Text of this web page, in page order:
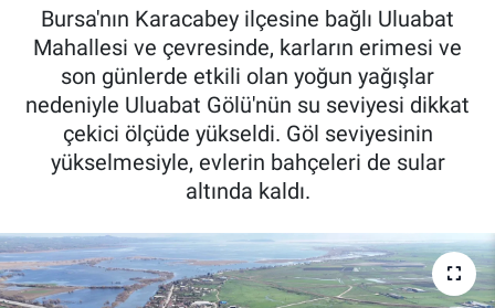
Bursa'nın Karacabey ilçesine bağlı Uluabat
Mahallesi ve çevresinde, karların erimesi ve
son günlerde etkili olan yoğun yağışlar
nedeniyle Uluabat Gölü'nün su seviyesi dikkat
çekici ölçüde yükseldi. Göl seviyesinin
yükselmesiyle, evlerin bahçeleri de sular
altında kaldı.
EKONOMİ
SAĞLIK
ASTROLOJİ
Tüm Manşetler
Son Dakika Haberleri
Haber Arşivi